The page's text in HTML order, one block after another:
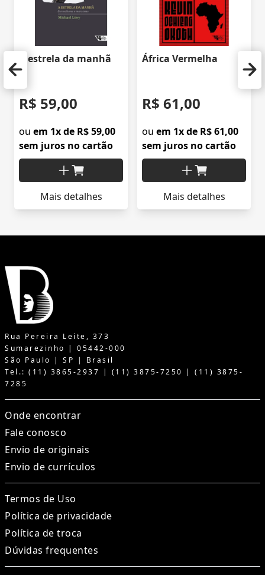
A estrela da manhã
R$ 59,00
ou em 1x de R$ 59,00
sem juros no cartão
Mais detalhes
África Vermelha
R$ 61,00
ou em 1x de R$ 61,00
sem juros no cartão
Mais detalhes
Rua Pereira Leite, 373
Sumarezinho | 05442-000
São Paulo | SP | Brasil
Tel.: (11) 3865-2937 | (11) 3875-7250 | (11) 3875-
7285
Onde encontrar
Fale conosco
Envio de originais
Envio de currículos
Termos de Uso
Política de privacidade
Política de troca
Dúvidas frequentes